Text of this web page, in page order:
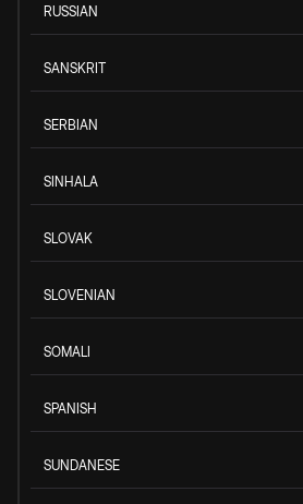
RUSSIAN
SANSKRIT
SERBIAN
SINHALA
SLOVAK
SLOVENIAN
SOMALI
SPANISH
SUNDANESE